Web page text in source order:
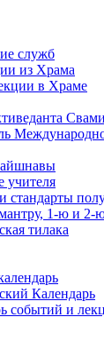
служб
из Храма
в Храме
учителя
стандарты
1-ю и 2-
тилака
Календарь
событий и